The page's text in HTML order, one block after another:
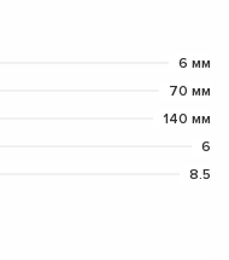
6 мм
70 мм
140 мм
6
8.5